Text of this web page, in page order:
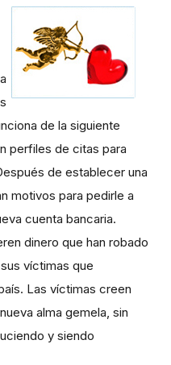
de la siguiente
perfiles de citas para
de establecer una
motivos para pedirle a
cuenta bancaria.
dinero que han robado
víctimas que
Las víctimas creen
alma gemela, sin
y siendo